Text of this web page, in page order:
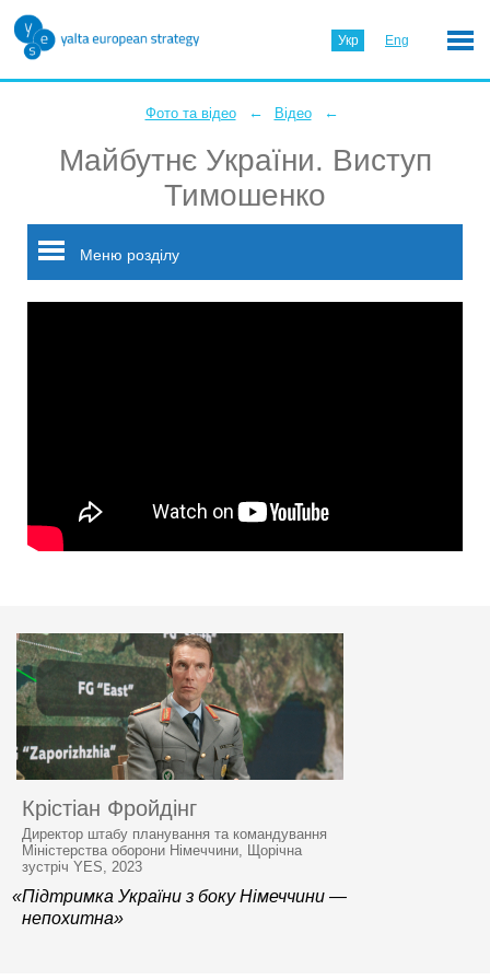
Укр Eng
Фото та відео ← Відео ←
Майбутнє України. Виступ
Тимошенко
Меню розділу
Крістіан Фройдінг
Директор штабу планування та командування
Міністерства оборони Німеччини, Щорічна
зустріч YES, 2023
«Підтримка України з боку Німеччини —
непохитна»